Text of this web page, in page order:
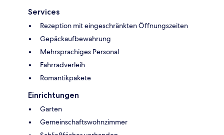
Services
Rezeption mit eingeschränkten Öffnungszeiten
Gepäckaufbewahrung
Mehrsprachiges Personal
Fahrradverleih
Romantikpakete
Einrichtungen
Garten
Gemeinschaftswohnzimmer